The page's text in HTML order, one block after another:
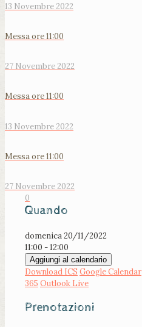
13 Novembre 2022
Messa ore 11:00
27 Novembre 2022
Messa ore 11:00
13 Novembre 2022
Messa ore 11:00
27 Novembre 2022
0
Quando
domenica 20/11/2022
11:00 - 12:00
Aggiungi al calendario
Download ICS Google Calendar
365 Outlook Live
Prenotazioni